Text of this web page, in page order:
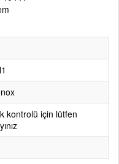
kontrolü için lütfen